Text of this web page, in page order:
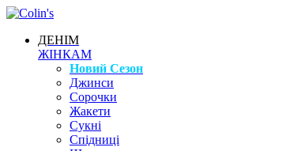
ДЕНІМ
ЖІНКАМ
Новий Сезон
Джинси
Сорочки
Жакети
Сукні
Спідниці